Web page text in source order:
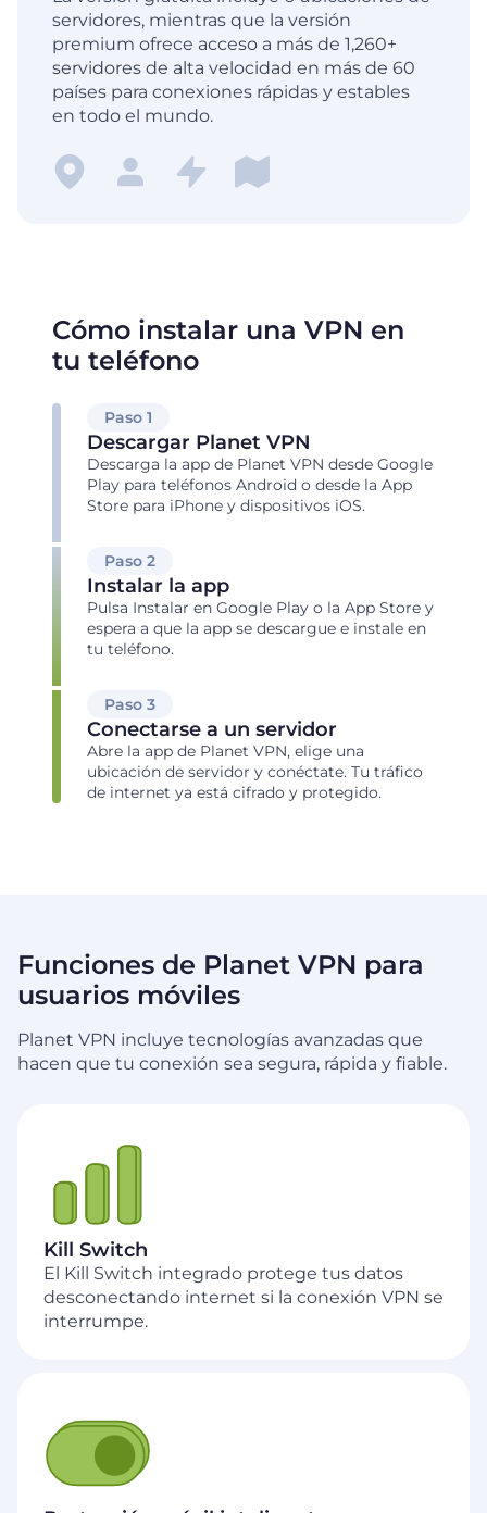
servidores, mientras que la versión
premium ofrece acceso a más de 1,260+
servidores de alta velocidad en más de 60
países para conexiones rápidas y estables
en todo el mundo.
Cómo instalar una VPN en
tu teléfono
Paso 1
Descargar Planet VPN
Descarga la app de Planet VPN desde Google
Play para teléfonos Android o desde la App
Store para iPhone y dispositivos iOS.
Paso 2
Instalar la app
Pulsa Instalar en Google Play o la App Store y
espera a que la app se descargue e instale en
tu teléfono.
Paso 3
Conectarse a un servidor
Abre la app de Planet VPN, elige una
ubicación de servidor y conéctate. Tu tráfico
de internet ya está cifrado y protegido.
Funciones de Planet VPN para
usuarios móviles
Planet VPN incluye tecnologías avanzadas que
hacen que tu conexión sea segura, rápida y fiable.
Kill Switch
El Kill Switch integrado protege tus datos
desconectando internet si la conexión VPN se
interrumpe.